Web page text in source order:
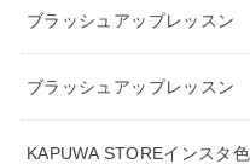
ブラッシュアップレッスン
ブラッシュアップレッスン
KAPUWA STOREインスタ